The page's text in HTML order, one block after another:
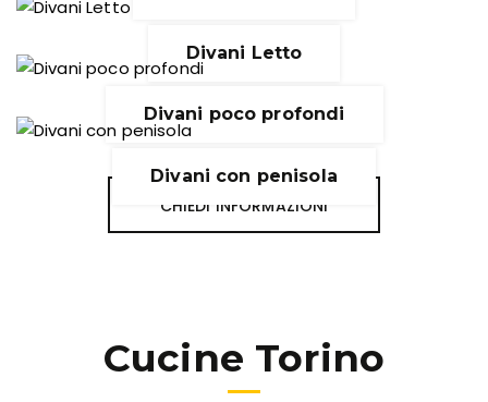
Divani Letto
Divani poco profondi
Divani con penisola
CHIEDI INFORMAZIONI
Cucine Torino